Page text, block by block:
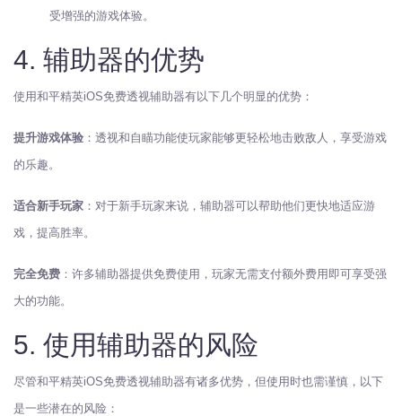
受增强的游戏体验。
4. 辅助器的优势
使用和平精英iOS免费透视辅助器有以下几个明显的优势：
提升游戏体验 ：透视和自瞄功能使玩家能够更轻松地击败敌人，享受游戏
的乐趣。
适合新手玩家 ：对于新手玩家来说，辅助器可以帮助他们更快地适应游
戏，提高胜率。
完全免费 ：许多辅助器提供免费使用，玩家无需支付额外费用即可享受强
大的功能。
5. 使用辅助器的风险
尽管和平精英iOS免费透视辅助器有诸多优势，但使用时也需谨慎，以下
是一些潜在的风险：